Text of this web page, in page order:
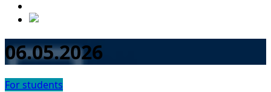
06.05.2026
For students